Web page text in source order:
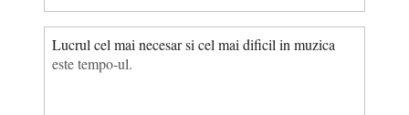
Lucrul cel mai necesar si cel mai dificil in muzica
este tempo-ul.